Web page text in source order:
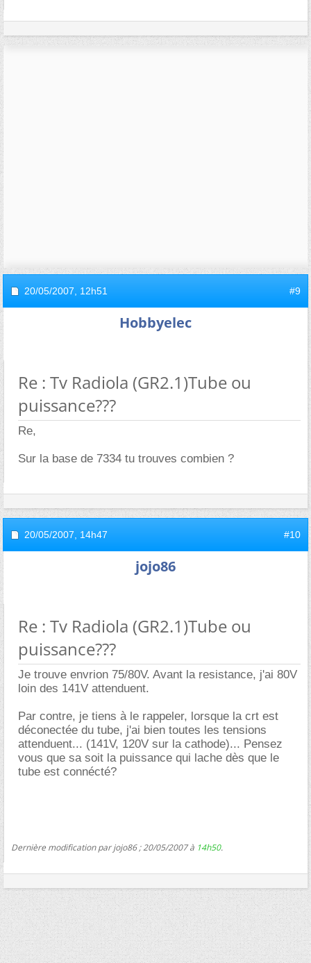
20/05/2007, 12h51 #9
Hobbyelec
Re : Tv Radiola (GR2.1)Tube ou
puissance???
Re,
Sur la base de 7334 tu trouves combien ?
20/05/2007, 14h47 #10
jojo86
Re : Tv Radiola (GR2.1)Tube ou
puissance???
Je trouve envrion 75/80V. Avant la resistance, j'ai 80V
loin des 141V attenduent.
Par contre, je tiens à le rappeler, lorsque la crt est
déconectée du tube, j'ai bien toutes les tensions
attenduent... (141V, 120V sur la cathode)... Pensez
vous que sa soit la puissance qui lache dès que le
tube est connécté?
Dernière modification par jojo86 ; 20/05/2007 à 14h50.